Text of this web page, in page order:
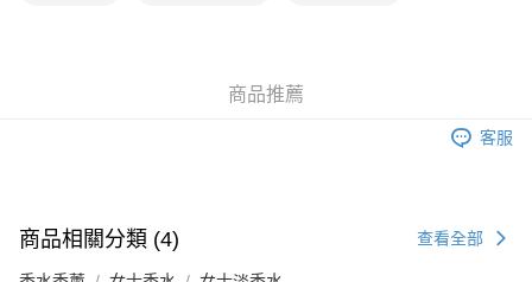
(澳門門市) 只顯示可選門市。確認發貨後2-5個工作天到店，3天內
商品推薦
客服
商品相關分類 (4) 查看全部